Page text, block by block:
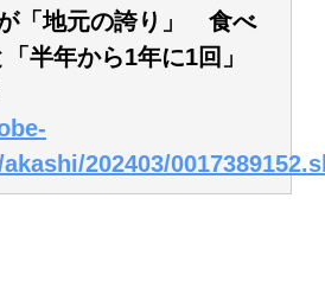
「地元の誇り」 食べ
「半年から1年に1回」
202403/